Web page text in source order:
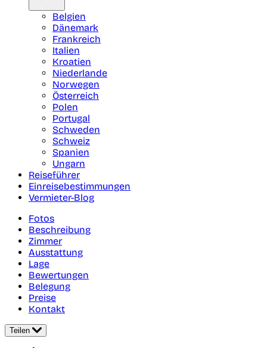
Belgien
Dänemark
Frankreich
Italien
Kroatien
Niederlande
Norwegen
Österreich
Polen
Portugal
Schweden
Schweiz
Spanien
Ungarn
Reiseführer
Einreisebestimmungen
Vermieter-Blog
Fotos
Beschreibung
Zimmer
Ausstattung
Lage
Bewertungen
Belegung
Preise
Kontakt
Teilen